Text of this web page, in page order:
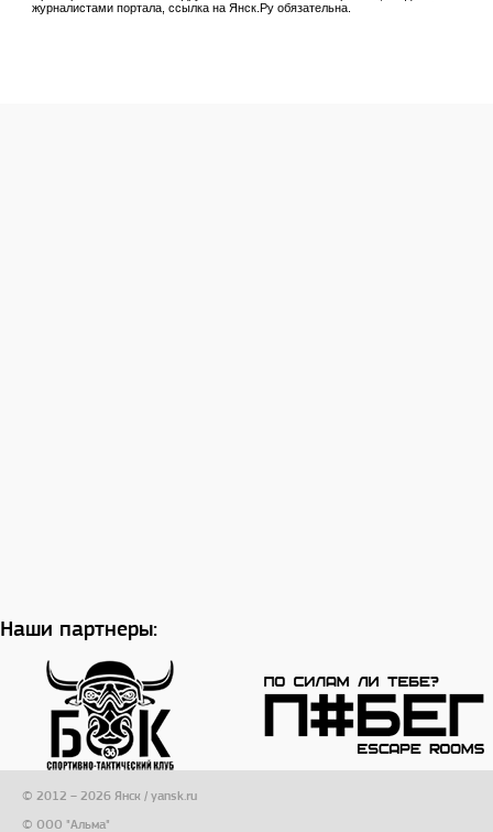
журналистами портала, ссылка на Янск.Ру обязательна.
Наши партнеры:
© 2012 – 2026 Янск / yansk.ru
© ООО "Альма"